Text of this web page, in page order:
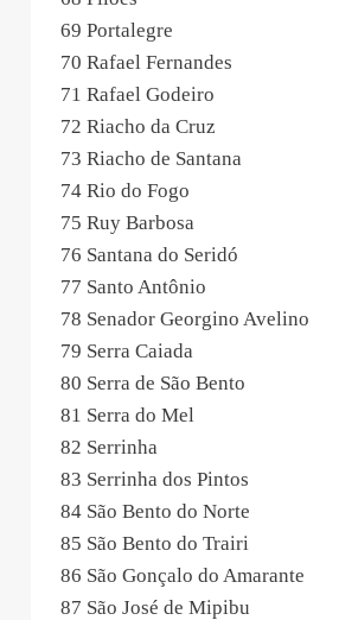
69 Portalegre
70 Rafael Fernandes
71 Rafael Godeiro
72 Riacho da Cruz
73 Riacho de Santana
74 Rio do Fogo
75 Ruy Barbosa
76 Santana do Seridó
77 Santo Antônio
78 Senador Georgino Avelino
79 Serra Caiada
80 Serra de São Bento
81 Serra do Mel
82 Serrinha
83 Serrinha dos Pintos
84 São Bento do Norte
85 São Bento do Trairi
86 São Gonçalo do Amarante
87 São José de Mipibu